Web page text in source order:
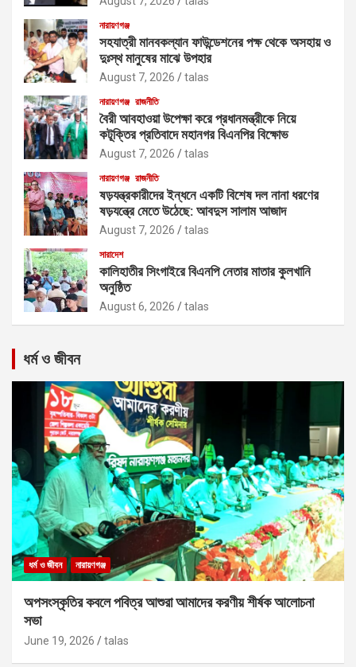
নারায়ণগঞ্জ
সহযাত্রী মানবকল্যান ফাউন্ডেশনের পক্ষ থেকে অসহায় ও
দুঃস্থ মানুষের মাঝে উপহার
August 7, 2026 talas
নারায়ণগঞ্জ রাজনীতি
বৈরী আবহাওয়া উপেক্ষা করে প্রধানমন্ত্রীকে নিয়ে
কটূক্তির প্রতিবাদে মহানগর বিএনপির বিক্ষোভ
August 7, 2026 talas
নারায়ণগঞ্জ রাজনীতি
ষড়যন্ত্রকারীদের ইন্ধনে একটি বিশেষ দল নানা ধরণের
ষড়যন্ত্রে মেতে উঠেছে: আবদুস সালাম আজাদ
August 7, 2026 talas
সারাদেশ
কালিহাতীর সিংগাইরে বিএনপি নেতার মাতার কুলখানি
অনুষ্ঠিত
August 6, 2026 talas
ধর্ম ও জীবন
ধর্ম ও জীবন নারায়ণগঞ্জ
অপসংস্কৃতির কবলে পবিত্র আশুরা আমাদের করণীয় শীর্ষক আলোচনা
সভা
June 19, 2026 talas